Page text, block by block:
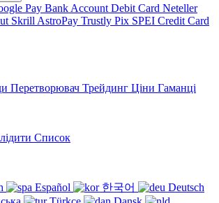
Pay Bank Account Debit Card Neteller
Skrill AstroPay Trustly Pix SPEI Credit Card
Перетворювач Трейдинг Ціни Гаманці
Список
Español 한국어
Deutsch